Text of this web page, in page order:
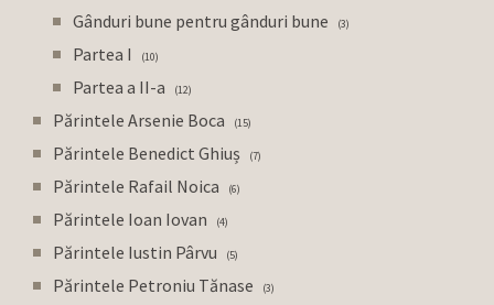
Gânduri bune pentru gânduri bune 3
Partea I 10
Partea a II-a 12
Părintele Arsenie Boca 15
Părintele Benedict Ghiuș 7
Părintele Rafail Noica 6
Părintele Ioan Iovan 4
Părintele Iustin Pârvu 5
Părintele Petroniu Tănase 3